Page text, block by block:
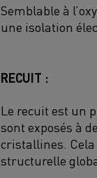
Semblable à
une isolation
RECUIT :
Le recuit est un
sont exposés à
cristallines.
structurelle